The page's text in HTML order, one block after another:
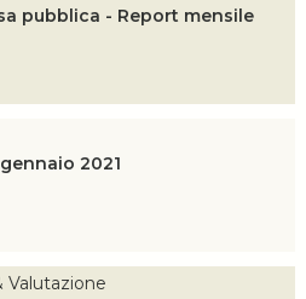
pubblica - Report mensile
2021
Valutazione